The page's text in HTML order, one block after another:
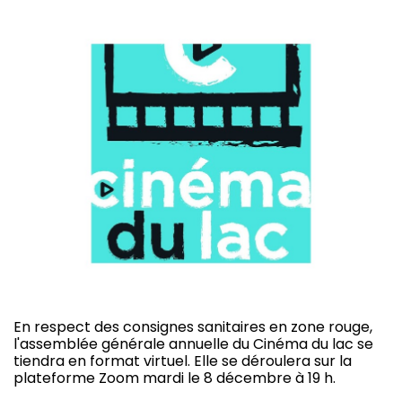
En respect des consignes sanitaires en zone rouge,
l'assemblée générale annuelle du Cinéma du lac se
tiendra en format virtuel. Elle se déroulera sur la
plateforme Zoom mardi le 8 décembre à 19 h.